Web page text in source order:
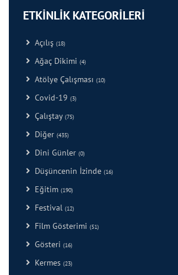
ETKİNLİK KATEGORİLERİ
Açılış (18)
Ağaç Dikimi (4)
Atölye Çalışması (10)
Covid-19 (3)
Çalıştay (75)
Diğer (435)
Dini Günler (0)
Düşüncenin İzinde (16)
Eğitim (190)
Festival (12)
Film Gösterimi (51)
Gösteri (16)
Kermes (23)